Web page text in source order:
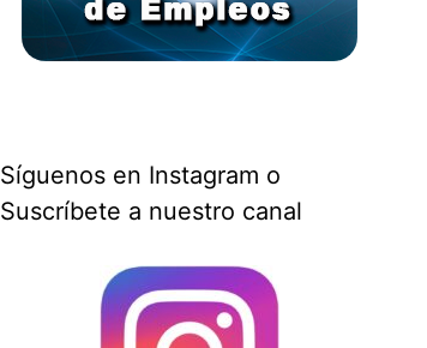
Síguenos en Instagram o
Suscríbete a nuestro canal